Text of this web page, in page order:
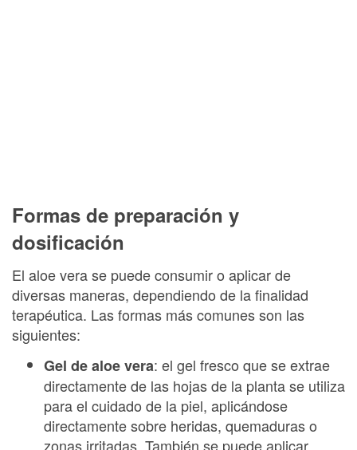
Formas de preparación y
dosificación
El aloe vera se puede consumir o aplicar de
diversas maneras, dependiendo de la finalidad
terapéutica. Las formas más comunes son las
siguientes:
Gel de aloe vera: el gel fresco que se extrae
directamente de las hojas de la planta se utiliza
para el cuidado de la piel, aplicándose
directamente sobre heridas, quemaduras o
zonas irritadas. También se puede aplicar